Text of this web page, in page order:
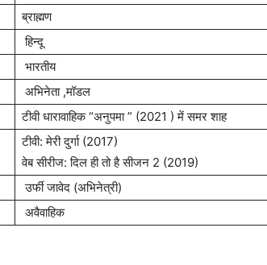
ब्राह्मण
हिन्दू
भारतीय
अभिनेता ,मॉडल
टीवी धारावाहिक “अनुपमा ” (2021 ) में समर शाह
टीवी: मेरी दुर्गा (2017)
वेब सीरीज: दिल ही तो है सीजन 2 (2019)
उर्फी जावेद (अभिनेत्री)
अवैवाहिक